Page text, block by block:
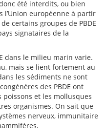
été interdits, ou bien
européenne à partir
certains groupes de PBDE
signataires de la
dans le milieu marin varie.
mais se lient fortement au
les sédiments ne sont
des PBDE ont
poissons et les mollusques
organismes. On sait que
nerveux, immunitaire